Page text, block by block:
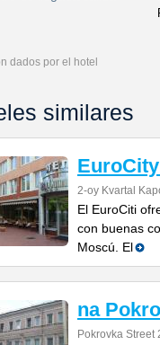
dados por el hotel
similares
2-oy Kvartal
El EuroCiti
con buenas
Moscú. El
na
Pokrovka Street